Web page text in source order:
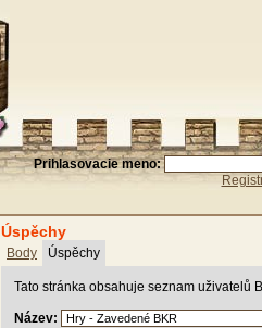
Prihlasovacie meno:
Úspěchy
Body Úspěchy
Tato stránka obsahuje seznam uživatelů
Název: